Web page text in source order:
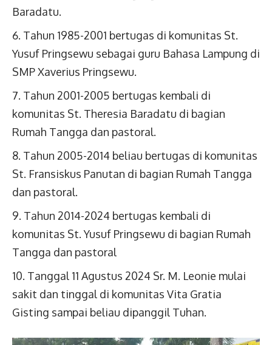
Baradatu.
Tahun 1985-2001 bertugas di komunitas St.
Yusuf Pringsewu sebagai guru Bahasa Lampung di
SMP Xaverius Pringsewu.
Tahun 2001-2005 bertugas kembali di
komunitas St. Theresia Baradatu di bagian
Rumah Tangga dan pastoral.
Tahun 2005-2014 beliau bertugas di komunitas
St. Fransiskus Panutan di bagian Rumah Tangga
dan pastoral.
Tahun 2014-2024 bertugas kembali di
komunitas St. Yusuf Pringsewu di bagian Rumah
Tangga dan pastoral
Tanggal 11 Agustus 2024 Sr. M. Leonie mulai
sakit dan tinggal di komunitas Vita Gratia
Gisting sampai beliau dipanggil Tuhan.